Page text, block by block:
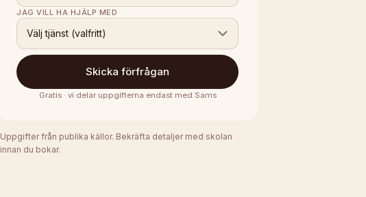
JAG VILL HA HJÄLP MED
Välj tjänst (valfritt)
Skicka förfrågan
Gratis · vi delar uppgifterna endast med Sams
Uppgifter från publika källor. Bekräfta detaljer med skolan
innan du bokar.